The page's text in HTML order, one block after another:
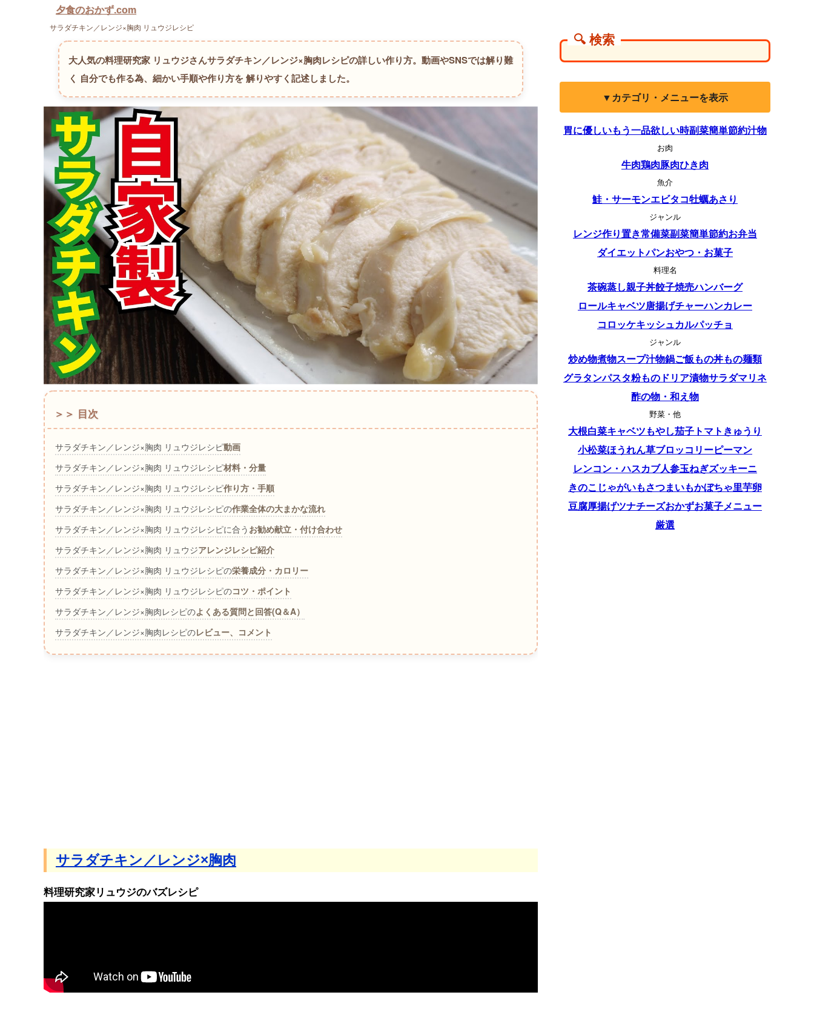
夕食のおかず.com
サラダチキン／レンジ×胸肉 リュウジレシピ
大人気の料理研究家 リュウジさんサラダチキン／レンジ×胸肉レシピの詳しい作り方。 動画やSNSでは解り難
く 自分でも作る為、細かい手順や作り方を 解りやすく記述しました。
＞＞ 目次
サラダチキン／レンジ×胸肉 リュウジレシピ動画
サラダチキン／レンジ×胸肉 リュウジレシピ材料・分量
サラダチキン／レンジ×胸肉 リュウジレシピ作り方・手順
サラダチキン／レンジ×胸肉 リュウジレシピの作業全体の大まかな流れ
サラダチキン／レンジ×胸肉 リュウジレシピに合う お勧め献立・付け合わせ
サラダチキン／レンジ×胸肉 リュウジアレンジレシピ紹介
サラダチキン／レンジ×胸肉 リュウジレシピの栄養成分・カロリー
サラダチキン／レンジ×胸肉 リュウジレシピのコツ・ポイント
サラダチキン／レンジ×胸肉レシピのよくある質問と回答(Q＆A）
サラダチキン／レンジ×胸肉レシピのレビュー、コメント
サラダチキン／レンジ×胸肉
料理研究家リュウジのバズレシピ
🔍 検索
▼カテゴリ・メニューを表示
胃に優しいもう一品欲しい時副菜簡単節約汁物
お肉
牛肉鶏肉豚肉ひき肉
魚介
鮭・サーモンエビタコ牡蠣あさり
ジャンル
レンジ作り置き常備菜副菜簡単節約お弁当
ダイエットパンおやつ・お菓子
料理名
茶碗蒸し親子丼餃子焼売ハンバーグ
ロールキャベツ唐揚げチャーハンカレー
コロッケキッシュカルパッチョ
ジャンル
炒め物煮物スープ汁物鍋ご飯もの丼もの麺類
グラタンパスタ粉もの ドリア漬物サラダマリネ
酢の物・和え物
野菜・他
大根白菜キャベツもやし茄子 トマト きゅうり
小松菜ほうれん草ブロッコリーピーマン
レンコン・ハスカブ人参玉ねぎズッキーニ
きのこ じゃがいもさつまいもかぼちゃ里芋卵
豆腐厚揚げツナチーズおかずお菓子メニュー
厳選